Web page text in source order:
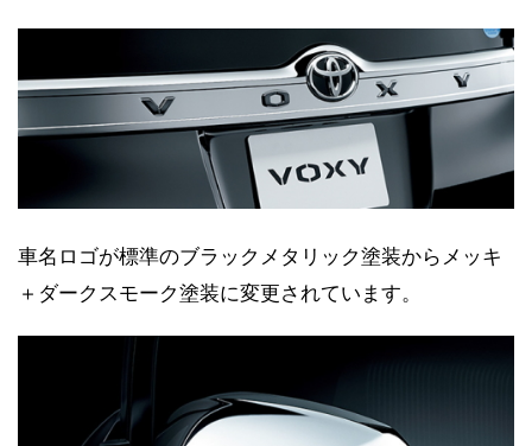
車名ロゴが標準のブラックメタリック塗装からメッキ
＋ダークスモーク塗装に変更されています。